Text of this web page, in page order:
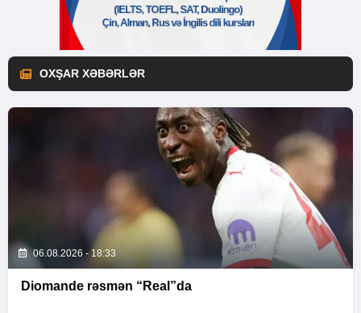
OXŞAR XƏBƏRLƏR
06.08.2026 - 18:33
Diomande rəsmən “Real”da